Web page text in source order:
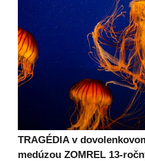
TRAGÉDIA v
medúzou ZOMREL 13-